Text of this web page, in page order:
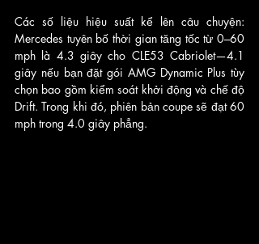
Các số liệu hiệu suất kể lên câu chuyện:
Mercedes tuyên bố thời gian tăng tốc từ 0–60
mph là 4.3 giây cho CLE53 Cabriolet—4.1
giây nếu bạn đặt gói AMG Dynamic Plus tùy
chọn bao gồm kiểm soát khởi động và chế độ
Drift. Trong khi đó, phiên bản coupe sẽ đạt 60
mph trong 4.0 giây phẳng.